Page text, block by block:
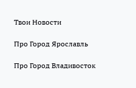
Твои Новости
Про Город Ярославль
Про Город Владивосток